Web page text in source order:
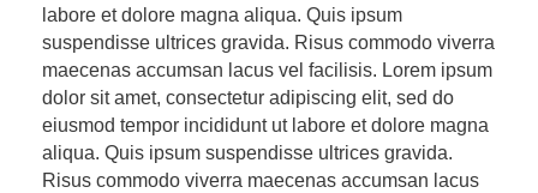
labore et dolore magna aliqua. Quis ipsum
suspendisse ultrices gravida. Risus commodo viverra
maecenas accumsan lacus vel facilisis. Lorem ipsum
dolor sit amet, consectetur adipiscing elit, sed do
eiusmod tempor incididunt ut labore et dolore magna
aliqua. Quis ipsum suspendisse ultrices gravida.
Risus commodo viverra maecenas accumsan lacus